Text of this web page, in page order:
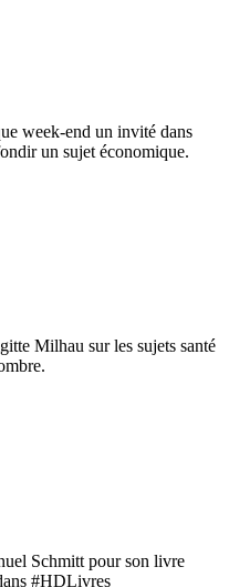
week-end un invité dans
un sujet économique.
Milhau sur les sujets santé
Schmitt pour son livre
#HDLivres